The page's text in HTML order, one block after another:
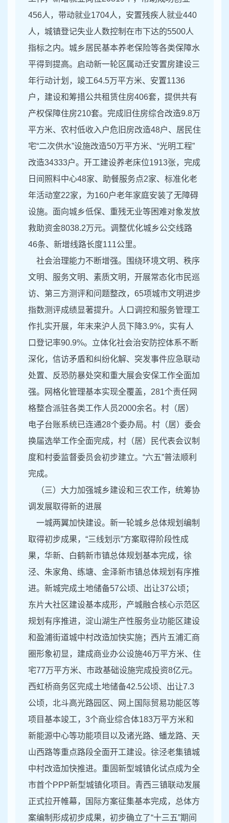
456人，带动就业1704人，安置残疾人就业440
人，城镇登记失业人数控制在市下达的5500人
指标之内。城乡居民基本养老保险等各类保障水
平得到提高。启动新一轮区属动迁安置房建设三
年行动计划，竣工64.5万平方米、安置1136
户，建设和筹措公共租赁住房406套，提供共有
产权保障住房210套。完成旧住房综合改造9.8万
平方米、农村低收入户危旧房改造48户、居民住
宅“二次供水”设施改造50万平方米、“光明工程”
改造34333户。开工建设养老床位1913张，完成
日间照料中心48家、助餐服务点2家、标准化老
年活动室22家，为160户老年家庭安装了无障碍
设施。面向城乡低保、重残无业等困难对象发放
救助资金8038.2万元。调整优化城乡公交线路
46条、新增线路长度111公里。
社会治理能力不断增强。围绕环境文明、秩序
文明、服务文明、素质文明，开展常态化市民巡
访、第三方测评和问题整改，65项城市文明进步
指数测评成绩显著提升。人口调控和服务管理工
作扎实开展，年末来沪人员下降3.9%，实有人
口登记率90.9%。立体化社会治安防控体系不断
深化，信访矛盾和纠纷化解、突发事件应急联动
处置、反恐防暴处突和重大展会安保工作全面加
强。网格化管理基本实现全覆盖，281个责任网
格整合派驻各类工作人员2000余名。村（居）
电子台账系统已连通28个委办局。村（居）委会
换届选举工作全面完成，村（居）民代表会议制
度和村委监督委员会初步建立。“六五”普法顺利
完成。
（三）大力加强城乡建设和三农工作，统筹协
调发展取得新的进展
一城两翼加快建设。新一轮城乡总体规划编制
取得初步成果，“三线划示”方案取得阶段性成
果，华新、白鹤新市镇总体规划基本完成，徐
泾、朱家角、练塘、金泽新市镇总体规划有序推
进。新城完成土地储备57公顷、出让37公顷；
东片大社区建设基本成形，产城融合核心示范区
规划有序推进，淀山湖生产性服务业功能区建设
和盈浦街道城中村改造加快实施；西片五浦汇商
圈形象初显，建成商业办公设施46万平方米、住
宅77万平方米、市政基础设施完成投资8亿元。
西虹桥商务区完成土地储备42.5公顷、出让7.3
公顷，北斗高光路园区、网上国际贸易功能区等
项目基本竣工，3个商业综合体183万平方米和
新能源中心等功能项目以及诸光路、蟠龙路、天
山西路等重点路段全面开工建设。徐泾老集镇城
中村改造加快推进。重固新型城镇化试点成为全
市首个PPP新型城镇化项目。青西三镇联动发展
正式拉开帷幕，国际方案征集基本完成，总体方
案编制形成初步成果，初步确立了“十三五”期间